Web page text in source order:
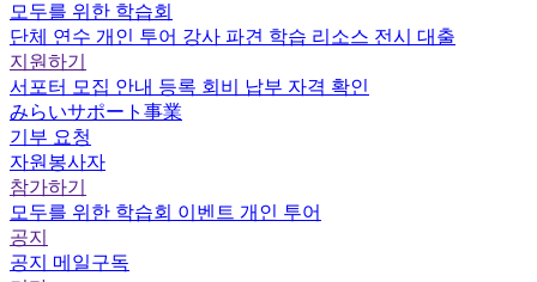
모두를 위한 학습회
단체 연수 개인 투어 강사 파견 학습 리소스 전시 대출
지원하기
서포터 모집 안내 등록 회비 납부 자격 확인
みらいサポート事業
기부 요청
자원봉사자
참가하기
모두를 위한 학습회 이벤트 개인 투어
공지
공지 메일구독